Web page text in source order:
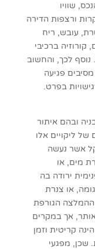
שוויו
ורצפות הדירה
עובש, ריח
קורוזיה ברכיבי
לכך, והחשוב
פגיעה
בפרט.
ובהם איתור
של ליקויים אלו
אשר נעשה
מים, או
ירודה בה
או צנרת
ההמלצה הגורפת
אך במקרים
קריטית וזמן
שכן, מפגעי